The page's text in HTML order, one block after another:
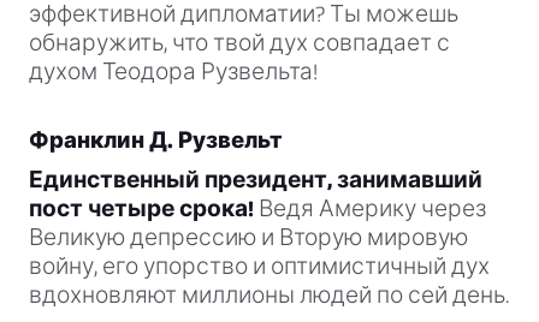
эффективной дипломатии? Ты можешь
обнаружить, что твой дух совпадает с
духом Теодора Рузвельта!
Франклин Д. Рузвельт
Единственный президент, занимавший
пост четыре срока! Ведя Америку через
Великую депрессию и Вторую мировую
войну, его упорство и оптимистичный дух
вдохновляют миллионы людей по сей день.